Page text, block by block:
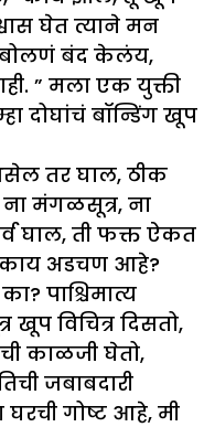
घेत त्याने मन
बोलणं बंद केलंय,
” मला एक युक्ती
दोघांचं बॉन्डिंग खूप
तर घाल, ठीक
मंगळसूत्र, ना
घाल, ती फक्त ऐकत
काय अडचण आहे?
पाश्चिमात्य
विचित्र दिसतो,
काळजी घेतो,
जबाबदारी
गोष्ट आहे, मी